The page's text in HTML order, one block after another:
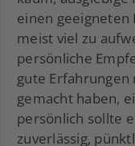
einen geeigneten
meist viel zu
persönliche
gute
gemacht haben,
persönlich sollte
zuverlässig,